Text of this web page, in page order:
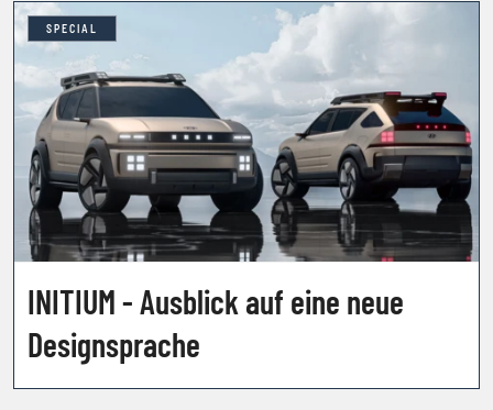
SPECIAL
INITIUM - Ausblick auf eine neue
Designsprache